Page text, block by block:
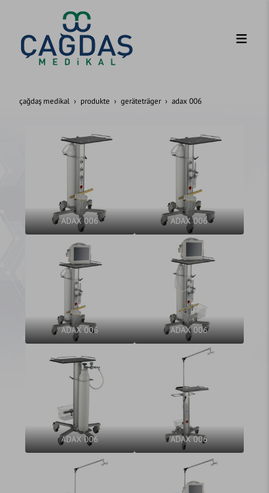
çağdaş medikal produkte geräteträger adax 006
ADAX 006 ADAX 006
ADAX 006 ADAX 006
ADAX 006 ADAX 006